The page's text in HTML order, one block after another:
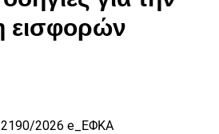
εισφορών
2026 e_ΕΦΚΑ